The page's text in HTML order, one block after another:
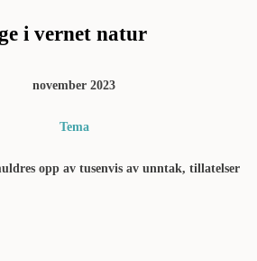
i vernet natur
november 2023
Tema
opp av tusenvis av unntak, tillatelser